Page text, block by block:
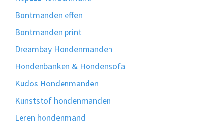
Bontmanden effen
Bontmanden print
Dreambay Hondenmanden
Hondenbanken & Hondensofa
Kudos Hondenmanden
Kunststof hondenmanden
Leren hondenmand